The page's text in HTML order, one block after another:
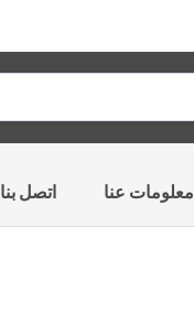
معلومات عنا اتصل بنا